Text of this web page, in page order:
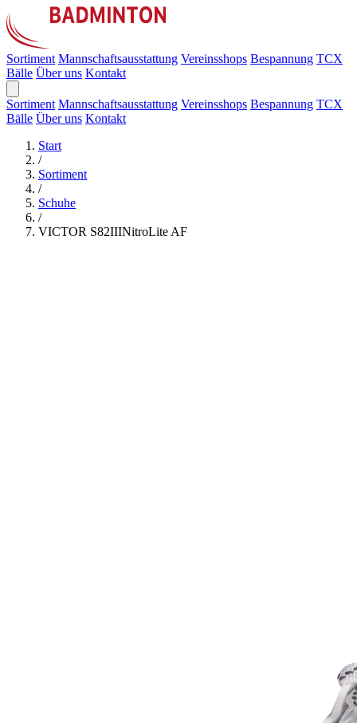
Sortiment Mannschaftsausstattung Vereinsshops Bespannung TCX
Bälle Über uns Kontakt
Sortiment Mannschaftsausstattung Vereinsshops Bespannung TCX
Bälle Über uns Kontakt
Start
/
Sortiment
/
Schuhe
/
VICTOR S82IIINitroLite AF